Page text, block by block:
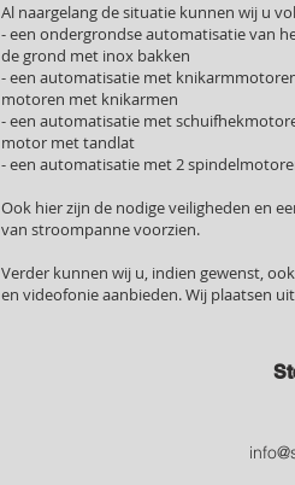
Al naargelang de situatie kunnen wij u
- een ondergrondse automatisatie van
de grond met inox bakken
- een automatisatie met
motoren met knikarmen
- een automatisatie met
motor met tandlat
- een automatisatie met 2
Ook hier zijn de nodige veiligheden en
van stroompanne voorzien.
Verder kunnen wij u, indien gewenst,
en videofonie aanbieden. Wij plaatsen